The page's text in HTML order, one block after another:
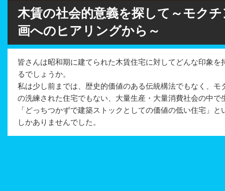
木賃の社会的意義を探して～モク
画へのヒアリングから～
皆さんは昭和期に建てられた木賃住宅に対してどんな印象を
るでしょうか。
私は少し前までは、歴史的価値のある伝統構法でもなく、モ
の洗練された住宅でもない、大量生産・大量消費社会の中で
「どっちつかずで建築ストックとしての価値の低い住宅」と
しかありませんでした。